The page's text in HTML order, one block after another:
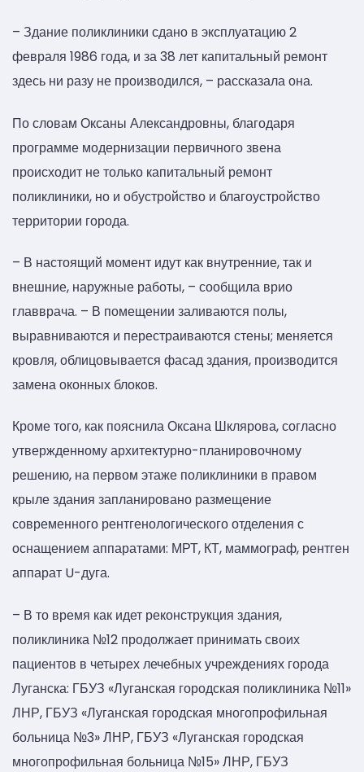
– Здание поликлиники сдано в эксплуатацию 2
февраля 1986 года, и за 38 лет капитальный ремонт
здесь ни разу не производился, – рассказала она.
По словам Оксаны Александровны, благодаря
программе модернизации первичного звена
происходит не только капитальный ремонт
поликлиники, но и обустройство и благоустройство
территории города.
– В настоящий момент идут как внутренние, так и
внешние, наружные работы, – сообщила врио
главврача. – В помещении заливаются полы,
выравниваются и перестраиваются стены; меняется
кровля, облицовывается фасад здания, производится
замена оконных блоков.
Кроме того, как пояснила Оксана Шклярова, согласно
утвержденному архитектурно-планировочному
решению, на первом этаже поликлиники в правом
крыле здания запланировано размещение
современного рентгенологического отделения с
оснащением аппаратами: МРТ, КТ, маммограф, рентген
аппарат U-дуга.
– В то время как идет реконструкция здания,
поликлиника №12 продолжает принимать своих
пациентов в четырех лечебных учреждениях города
Луганска: ГБУЗ «Луганская городская поликлиника №11»
ЛНР, ГБУЗ «Луганская городская многопрофильная
больница №3» ЛНР, ГБУЗ «Луганская городская
многопрофильная больница №15» ЛНР, ГБУЗ